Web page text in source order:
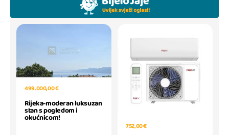
499.000,00 €
Rijeka-moderan luksuzan
stan s pogledom i
okućnicom!
752,00 €